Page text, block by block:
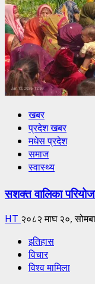
खबर
प्रदेश खबर
मधेस प्रदेश
समाज
स्वास्थ्य
सशक्त वालिका
HT २०८२ माघ २०,
इतिहास
विचार
विश्व मामिला